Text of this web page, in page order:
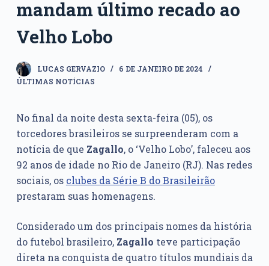
mandam último recado ao
Velho Lobo
LUCAS GERVAZIO
6 DE JANEIRO DE 2024
ÚLTIMAS NOTÍCIAS
No final da noite desta sexta-feira (05), os
torcedores brasileiros se surpreenderam com a
notícia de que Zagallo, o ‘Velho Lobo’, faleceu aos
92 anos de idade no Rio de Janeiro (RJ). Nas redes
sociais, os clubes da Série B do Brasileirão
prestaram suas homenagens.
Considerado um dos principais nomes da história
do futebol brasileiro, Zagallo teve participação
direta na conquista de quatro títulos mundiais da